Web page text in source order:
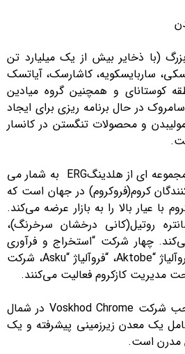
(با ذخایر بیش از یک میلیارد تن
ساربایسکویه، کاشارسک، آیاتسک
کوستانای و همچنین گروه میادین
در حال برنامه ریزی برای ایجاد
و محصولات تنگستن در کانسار
آلیاژآهن –”کازکروم” که زیرمجموعه ای از هلدینگERG به شمار می
کروم(فروکروم) در جهان است که
با عیار بالا را به بازار عرضه می‌کند.
روتیل(کانی درخشان سرخرنگ)،
چهار شرکت “استخراج و فرآوری
سنگ معدن “Donskoy، “فروآلیاژ “Aktobe، “فروآلیاژ “Asku، شرکت
گروه YILDIRIM ترکیه صاحب شرکت Voskhod Chrome در شمال
یک معدن زیرزمینی پیشرفته و یک
مدرن است.